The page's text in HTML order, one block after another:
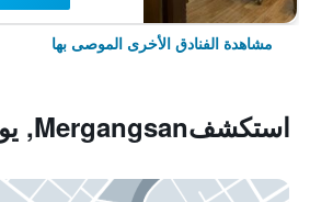
مشاهدة الفنادق الأخرى الموصى بها
استكشفMergangsan, يوغياخيرتا